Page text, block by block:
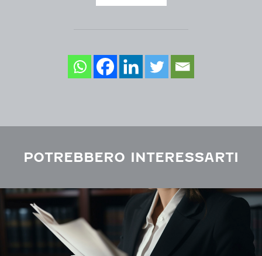
POTREBBERO INTERESSARTI